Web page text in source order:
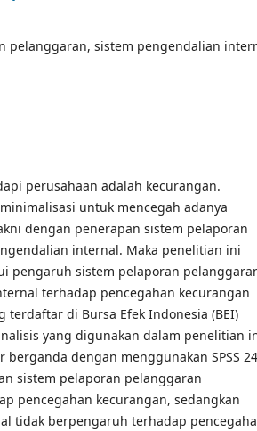
pelanggaran, sistem pengendalian
perusahaan adalah kecurangan.
untuk mencegah adanya
dengan penerapan sistem pelaporan
internal. Maka penelitian ini
pengaruh sistem pelaporan
terhadap pencegahan kecurangan
terdaftar di Bursa Efek Indonesia (BEI)
yang digunakan dalam penelitian
dengan menggunakan SPSS
sistem pelaporan pelanggaran
pencegahan kecurangan, sedangkan
tidak berpengaruh terhadap